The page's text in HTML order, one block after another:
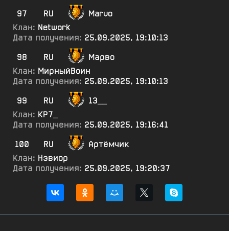
97
RU
Marvo
Клан: Network
Дата получения: 25.09.2025, 19:10:13
98
RU
Марво
Клан: МирныйВоин
Дата получения: 25.09.2025, 19:10:13
99
RU
13__
Клан: КР7_
Дата получения: 25.09.2025, 19:16:41
100
RU
Артёмчик
Клан: Нэвиор
Дата получения: 25.09.2025, 19:20:37